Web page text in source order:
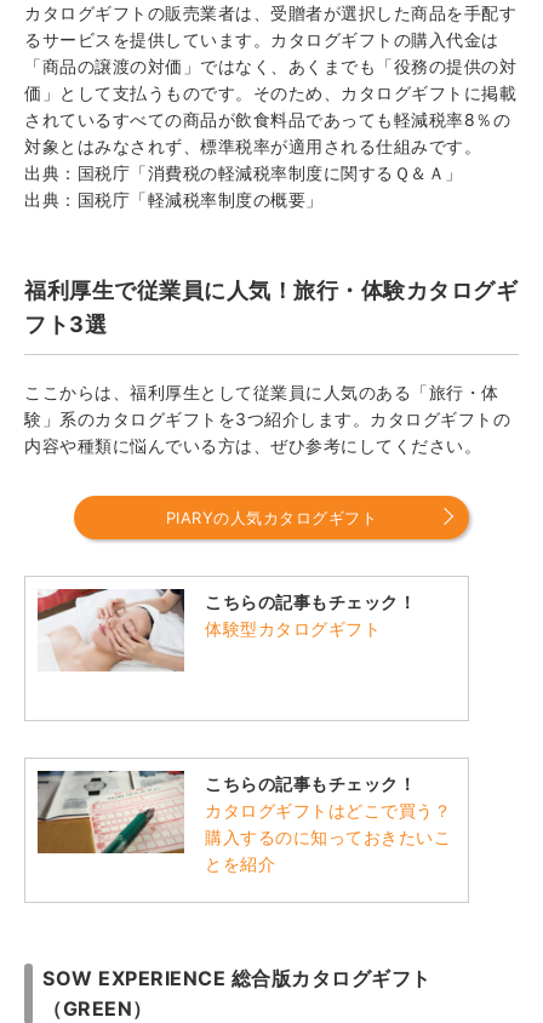
カタログギフトの販売業者は、受贈者が選択した商品を手配す
るサービスを提供しています。カタログギフトの購入代金は
「商品の譲渡の対価」ではなく、あくまでも「役務の提供の対
価」として支払うものです。そのため、カタログギフトに掲載
されているすべての商品が飲食料品であっても軽減税率8％の
対象とはみなされず、標準税率が適用される仕組みです。
出典： 国税庁「消費税の軽減税率制度に関するＱ＆Ａ」
出典： 国税庁「軽減税率制度の概要」
福利厚生で従業員に人気！旅行・体験カタログギ
フト3選
ここからは、福利厚生として従業員に人気のある「旅行・体
験」系のカタログギフトを3つ紹介します。カタログギフトの
内容や種類に悩んでいる方は、ぜひ参考にしてください。
PIARYの人気カタログギフト
こちらの記事もチェック！
体験型カタログギフト
こちらの記事もチェック！
カタログギフトはどこで買う？
購入するのに知っておきたいこ
とを紹介
SOW EXPERIENCE 総合版カタログギフト
（GREEN）